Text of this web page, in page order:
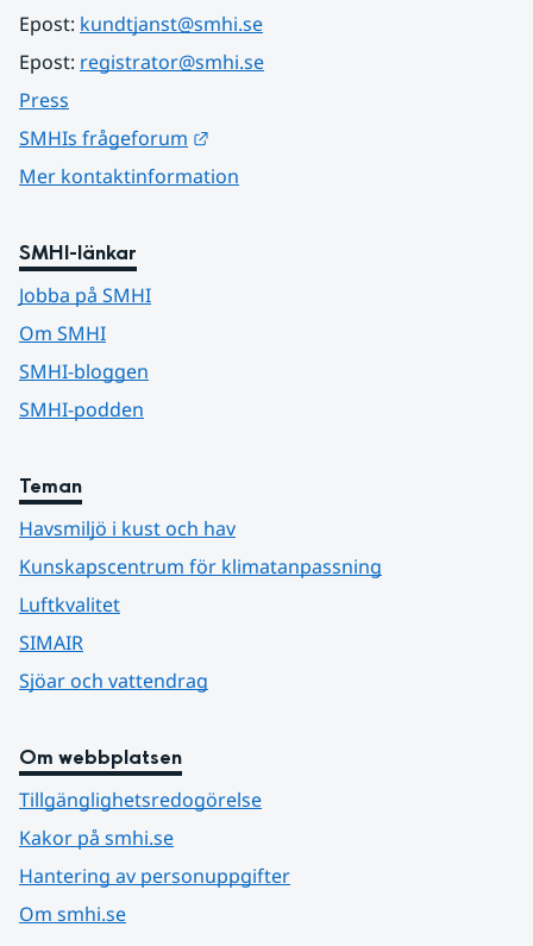
Epost: kundtjanst@smhi.se
Epost: registrator@smhi.se
Press
SMHIs frågeforum
Mer kontaktinformation
SMHI-länkar
Jobba på SMHI
Om SMHI
SMHI-bloggen
SMHI-podden
Teman
Havsmiljö i kust och hav
Kunskapscentrum för klimatanpassning
Luftkvalitet
SIMAIR
Sjöar och vattendrag
Om webbplatsen
Tillgänglighetsredogörelse
Kakor på smhi.se
Hantering av personuppgifter
Om smhi.se